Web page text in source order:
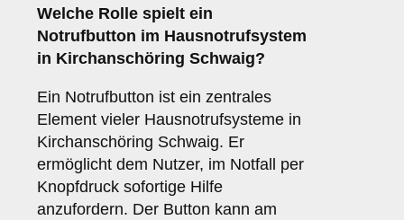
Welche Rolle spielt ein
Notrufbutton im Hausnotrufsystem
in Kirchanschöring Schwaig?
Ein Notrufbutton ist ein zentrales
Element vieler Hausnotrufsysteme in
Kirchanschöring Schwaig. Er
ermöglicht dem Nutzer, im Notfall per
Knopfdruck sofortige Hilfe
anzufordern. Der Button kann am